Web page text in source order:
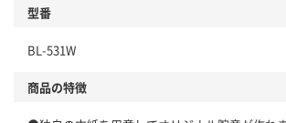
型番
BL-531W
商品の特徴